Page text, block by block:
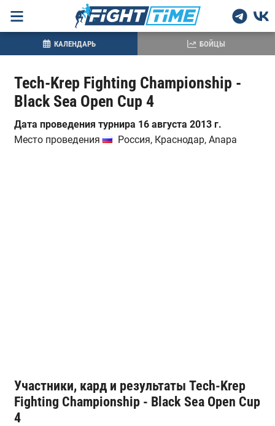
Tech-Krep Fighting Championship -
Black Sea Open Cup 4
Дата проведения турнира 16 августа 2013 г.
Место проведения
Россия, Краснодар, Anapa
Участники, кард и результаты Tech-Krep
Fighting Championship - Black Sea Open Cup
4
КАЛЕНДАРЬ БОЙЦЫ